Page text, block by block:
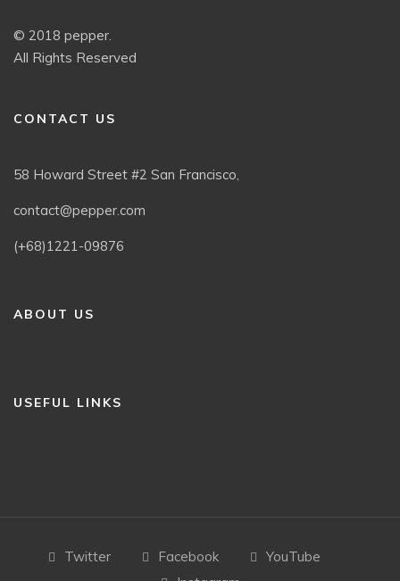
© 2018 pepper.
All Rights Reserved
CONTACT US
58 Howard Street #2 San Francisco,
contact@pepper.com
(+68)1221-09876
ABOUT US
USEFUL LINKS
Twitter Facebook
YouTube